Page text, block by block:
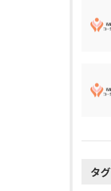
タグ